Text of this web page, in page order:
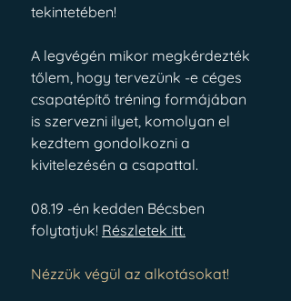
tekintetében!
A legvégén mikor megkérdezték
tőlem, hogy tervezünk -e céges
csapatépítő tréning formájában
is szervezni ilyet, komolyan el
kezdtem gondolkozni a
kivitelezésén a csapattal.
08.19 -én kedden Bécsben
folytatjuk! Részletek itt.
Nézzük végül az alkotásokat!